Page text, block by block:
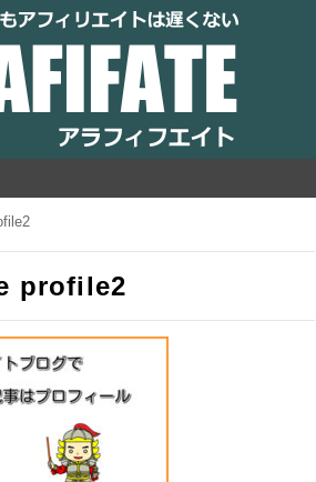
ト｜ 50代からでもアフィリ
イトは遅くない
profile2